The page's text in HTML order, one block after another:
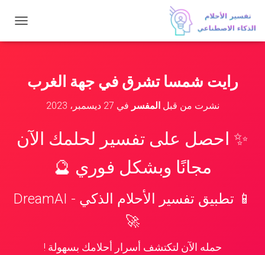
ب
ل
رايت شمسا تشرق في جهة الغرب
نشرت من قبلالمفسر في 27 ديسمبر، 2023
✨ احصل على تفسير لحلمك الآن
مجانًا وبشكل فوري 🔮
📱 تطبيق تفسير الأحلام الذكي - DreamAI
🚀
حمله الآن لتكتشف أسرار أحلامك بسهولة !